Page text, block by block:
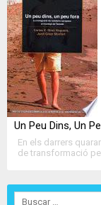
Un Peu Dins, Un
En els darrers
de transformació